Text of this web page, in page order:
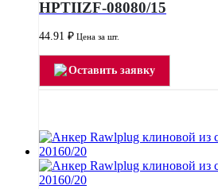
HPTIIZF-08080/15
44.91 ₽ Цена за шт.
Оставить заявку